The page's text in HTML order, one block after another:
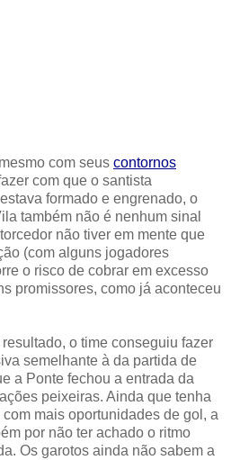
com seus contornos
com que o santista
formado e engrenado, o
também não é nenhum sinal
não tiver em mente que
(com alguns jogadores
o risco de cobrar em excesso
promissores, como já aconteceu
o time conseguiu fazer
semelhante à da partida de
a Ponte fechou a entrada da
peixeiras. Ainda que tenha
mais oportunidades de gol, a
por não ter achado o ritmo
Os garotos ainda não sabem a